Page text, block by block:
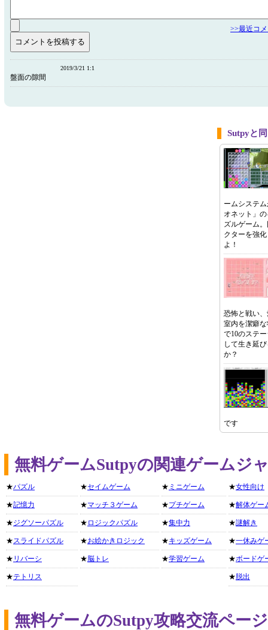
>>最近コ
2019/3/21 1:1
盤面の隙間
Sutpyと
ームシステ
オネット」
ズルゲーム
クターを強
よ！
恐怖と戦い
室内を潔癖
で10のステ
して生き延
か？
です
無料ゲームSutpyの関連ゲームジ
★パズル
★記憶力
★ジグソーパズル
★スライドパズル
★ リバーシ
★テトリス
★セイムゲーム
★マッチ３ゲーム
★ ロジックパズル
★お絵かきロジック
★脳トレ
★ ミニゲーム
★プチゲーム
★集中力
★キッズゲーム
★学習ゲーム
★女性向け
★解体ゲー
★謎解き
★一休みゲ
★ボードゲ
★ 脱出
無料ゲームのSutpy攻略交流ペー